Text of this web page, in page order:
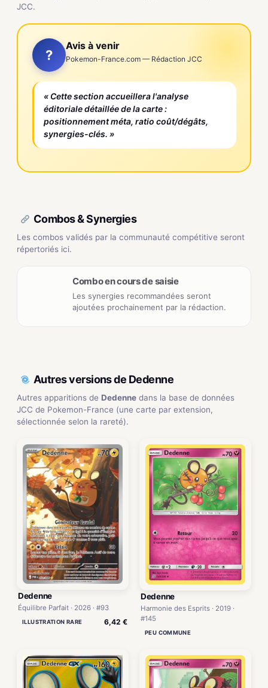
JCC.
?
Avis à venir
Pokemon-France.com — Rédaction JCC
« Cette section accueillera l'analyse
éditoriale détaillée de la carte :
positionnement méta, ratio coût/dégâts,
synergies-clés. »
Combos & Synergies
Les combos validés par la communauté compétitive seront
répertoriés ici.
Combo en cours de saisie
Les synergies recommandées seront
ajoutées prochainement par la rédaction.
Autres versions de Dedenne
Autres apparitions de Dedenne dans la base de données
JCC de Pokemon-France (une carte par extension,
sélectionnée selon la rareté).
Dedenne
Équilibre Parfait · 2026 · #93
ILLUSTRATION RARE 6,42 €
Dedenne
Harmonie des Esprits · 2019 ·
#145
PEU COMMUNE